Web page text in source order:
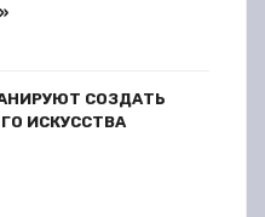
СОЗДАТЬ
ИСКУССТВА